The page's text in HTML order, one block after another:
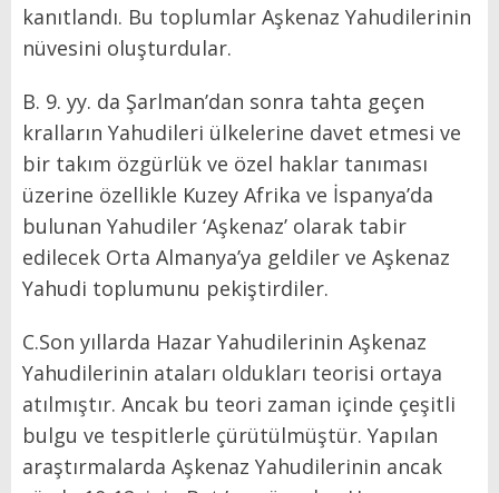
kanıtlandı. Bu toplumlar Aşkenaz Yahudilerinin
nüvesini oluşturdular.
B. 9. yy. da Şarlman’dan sonra tahta geçen
kralların Yahudileri ülkelerine davet etmesi ve
bir takım özgürlük ve özel haklar tanıması
üzerine özellikle Kuzey Afrika ve İspanya’da
bulunan Yahudiler ‘Aşkenaz’ olarak tabir
edilecek Orta Almanya’ya geldiler ve Aşkenaz
Yahudi toplumunu pekiştirdiler.
C.Son yıllarda Hazar Yahudilerinin Aşkenaz
Yahudilerinin ataları oldukları teorisi ortaya
atılmıştır. Ancak bu teori zaman içinde çeşitli
bulgu ve tespitlerle çürütülmüştür. Yapılan
araştırmalarda Aşkenaz Yahudilerinin ancak